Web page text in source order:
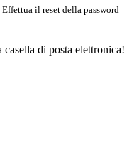
il reset della password
di posta elettronica!